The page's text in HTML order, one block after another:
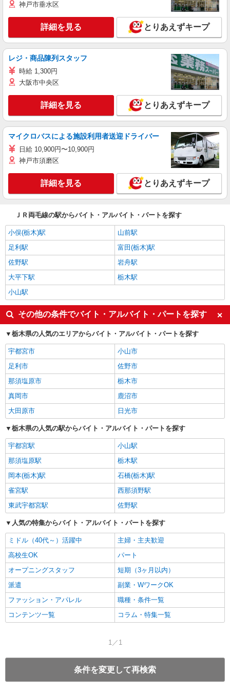
神戸市垂水区
詳細を見る とりあえずキープ
レジ・商品陳列スタッフ
時給 1,300円
大阪市中央区
詳細を見る とりあえずキープ
マイクロバスによる施設利用者送迎ドライバー
日給 10,900円〜10,900円
神戸市須磨区
詳細を見る とりあえずキープ
ＪＲ両毛線の駅からバイト・アルバイト・パートを探す
小俣(栃木)駅
山前駅
足利駅
富田(栃木)駅
佐野駅
岩舟駅
大平下駅
栃木駅
小山駅
その他の条件でバイト・アルバイト・パートを探す
栃木県の人気のエリアからバイト・アルバイト・パートを探す
宇都宮市
小山市
足利市
佐野市
那須塩原市
栃木市
真岡市
鹿沼市
大田原市
日光市
栃木県の人気の駅からバイト・アルバイト・パートを探す
宇都宮駅
小山駅
那須塩原駅
栃木駅
岡本(栃木)駅
石橋(栃木)駅
雀宮駅
西那須野駅
東武宇都宮駅
佐野駅
人気の特集からバイト・アルバイト・パートを探す
ミドル（40代～）活躍中
主婦・主夫歓迎
高校生OK
パート
オープニングスタッフ
短期（3ヶ月以内）
派遣
副業・WワークOK
ファッション・アパレル
職種・条件一覧
コンテンツ一覧
コラム・特集一覧
1／1
条件を変更して再検索